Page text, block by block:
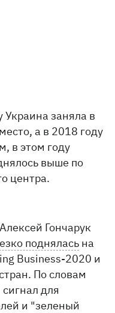
Украина заняла в
а в 2018 году
в этом году
выше по
центра.
Гончарук
поднялась на
Business-2020 и
По словам
для
и "зеленый